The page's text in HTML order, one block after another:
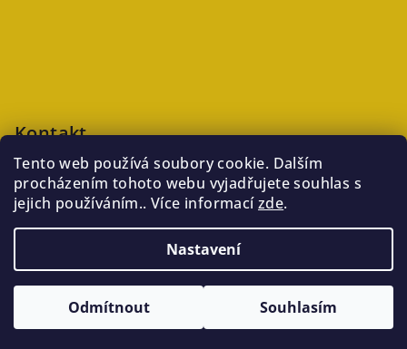
Tento web používá soubory cookie. Dalším
procházením tohoto webu vyjadřujete souhlas s
jejich používáním.. Více informacízde.
Nastavení
Odmítnout Souhlasím
Kontakt
veronika @kaftanlicious.cz
+420723126237
Copyright 2026Kaftanlicious. Všechna práva vyhrazena.
Vytvořil Shoptet